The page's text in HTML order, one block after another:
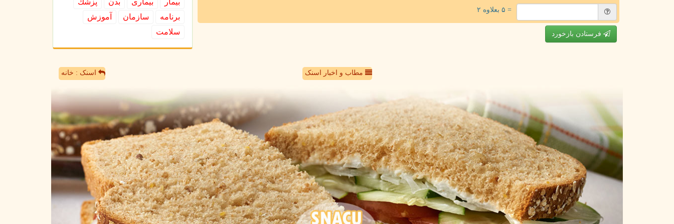
= ۵ بعلاوه ۲
فرستادن بازخورد
بیمار بیماری بدن
پزشك
برنامه
سازمان
آموزش
سلامت
مطاب و اخبار اسنک اسنک : خانه